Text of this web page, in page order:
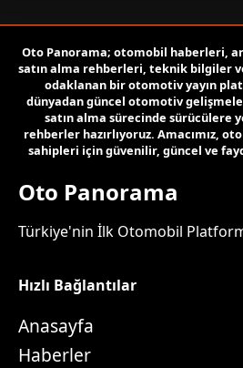
Oto Panorama; otomobil haberleri,
satın alma rehberleri, teknik bilgiler
odaklanan bir otomotiv yayın
dünyadan güncel otomotiv
satın alma sürecinde sürücülere
rehberler hazırlıyoruz. Amacımız,
sahipleri için güvenilir, güncel ve
Oto Panorama
Türkiye'nin İlk Otomobil
Hızlı Bağlantılar
Anasayfa
Haberler